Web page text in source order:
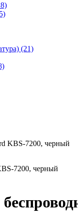
(21)
KBS-7200, черный